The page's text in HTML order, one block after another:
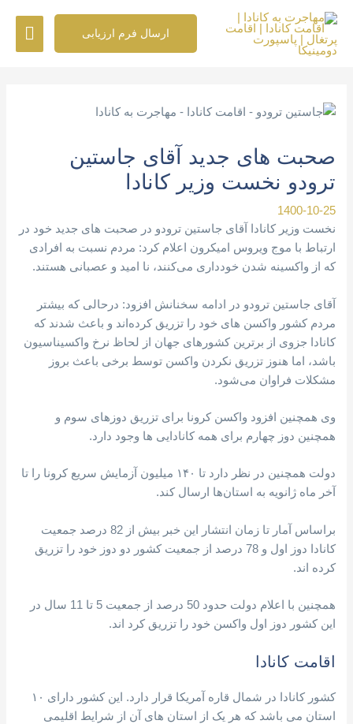
محتوا
ارسال فرم ارزیابی
صحبت های جدید آقای جاستین
ترودو نخست وزیر کانادا
1400-10-25
نخست وزیر کانادا آقای جاستین ترودو در صحبت های جدید خود در
ارتباط با موج ویروس امیکرون اعلام کرد: مردم نسبت به افرادی
که از واکسینه شدن خودداری می‌کنند، نا امید و عصبانی هستند.
آقای جاستین ترودو در ادامه سخنانش افزود: درحالی که بیشتر
مردم کشور واکسن های خود را تزریق کرده‌اند و باعث شدند که
کانادا جزوی از برترین کشورهای جهان از لحاظ نرخ واکسیناسیون
باشد، اما هنوز تزریق نکردن واکسن توسط برخی باعث بروز
مشکلات فراوان می‌شود.
وی همچنین افزود واکسن کرونا برای تزریق دوزهای سوم و
همچنین دوز چهارم برای همه کانادایی ها وجود دارد.
دولت همچنین در نظر دارد تا ۱۴۰ میلیون آزمایش سریع کرونا را تا
آخر ماه ژانویه به استان‌ها ارسال کند.
براساس آمار تا زمان انتشار این خبر بیش از 82 درصد جمعیت
کانادا دوز اول و 78 درصد از جمعیت کشور دو دوز خود را تزریق
کرده اند.
همچنین با اعلام دولت حدود 50 درصد از جمعیت 5 تا 11 سال در
این کشور دوز اول واکسن خود را تزریق کرد اند.
اقامت کانادا
کشور کانادا در شمال قاره آمریکا قرار دارد. این کشور دارای ۱۰
استان می باشد که هر یک از استان های آن از شرایط اقلیمی